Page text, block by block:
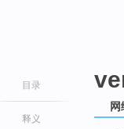
目录
释义
网